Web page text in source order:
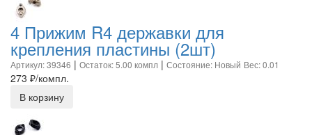
4 Прижим R4 державки для
крепления пластины (2шт)
Артикул: 39346 | Остаток: 5.00 компл | Состояние: Новый Вес: 0.01
273 ₽/компл.
В корзину